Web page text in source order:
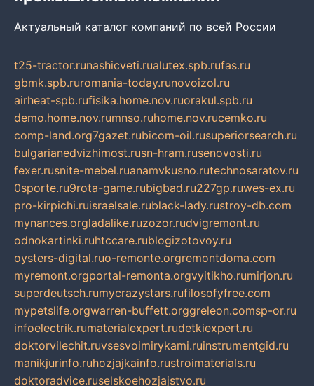
Актуальный каталог компаний по всей России
t25-tractor.runashicveti.rualutex.spb.rufas.ru
gbmk.spb.ruromania-today.runovoizol.ru
airheat-spb.rufisika.home.nov.ruorakul.spb.ru
demo.home.nov.rumnso.ruhome.nov.rucemko.ru
comp-land.org7gazet.rubicom-oil.rusuperiorsearch.ru
bulgarianedvizhimost.rusn-hram.rusenovosti.ru
fexer.rusnite-mebel.ruanamvkusno.rutechnosaratov.ru
0sporte.ru9rota-game.rubigbad.ru227gp.ruwes-ex.ru
pro-kirpichi.ruisraelsale.rublack-lady.rustroy-db.com
mynances.orgladalike.ruzozor.rudvigremont.ru
odnokartinki.ruhtccare.rublogizotovoy.ru
oysters-digital.ruo-remonte.orgremontdoma.com
myremont.orgportal-remonta.orgvyitikho.rumirjon.ru
superdeutsch.rumycrazystars.rufilosofyfree.com
mypetslife.orgwarren-buffett.orggreleon.comsp-or.ru
infoelectrik.rumaterialexpert.rudetkiexpert.ru
doktorvilechit.ruvsesvoimirykami.ruinstrumentgid.ru
manikjurinfo.ruhozjajkainfo.rustroimaterials.ru
doktoradvice.ruselskoehozjajstvo.ru